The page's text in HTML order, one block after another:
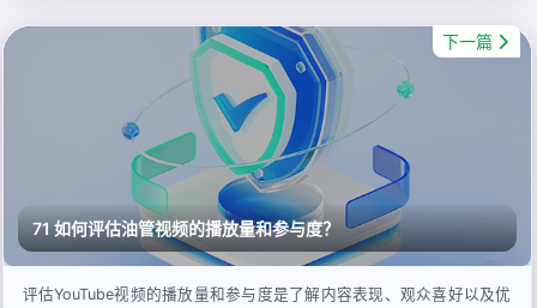
下一篇
71 如何评估油管视频的播放量和参与度？
评估YouTube视频的播放量和参与度是了解内容表现、观众喜好以及优